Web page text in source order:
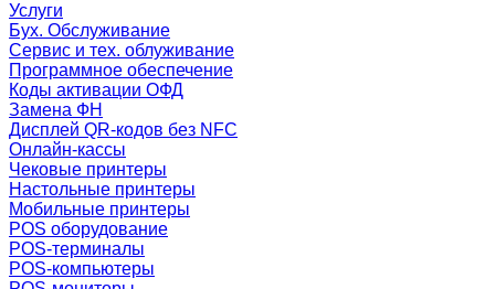
Услуги
Бух. Обслуживание
Сервис и тех. облуживание
Программное обеспечение
Коды активации ОФД
Замена ФН
Дисплей QR-кодов без NFC
Онлайн-кассы
Чековые принтеры
Настольные принтеры
Мобильные принтеры
POS оборудование
POS-терминалы
POS-компьютеры